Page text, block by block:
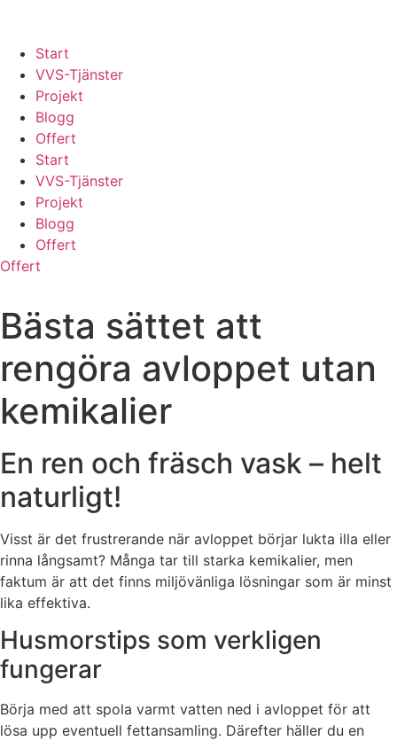
contentStart
VVS-Tjänster
Projekt
Blogg
Offert
Start
VVS-Tjänster
Projekt
Blogg
Offert
Offert
Bästa sättet att
rengöra avloppet utan
kemikalier
En ren och fräsch vask – helt
naturligt!
Visst är det frustrerande när avloppet börjar lukta illa eller
rinna långsamt? Många tar till starka kemikalier, men
faktum är att det finns miljövänliga lösningar som är minst
lika effektiva.
Husmorstips som verkligen
fungerar
Börja med att spola varmt vatten ned i avloppet för att
lösa upp eventuell fettansamling. Därefter häller du en